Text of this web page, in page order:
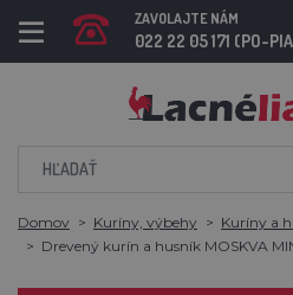
ZAVOLAJTE NÁM
022 22 05 171 (PO-
Domov Kuríny, výbehy
Kuríny a
Drevený kurín a husník MOSKVA